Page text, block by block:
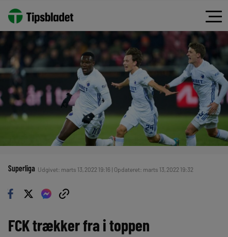
Superliga Udgivet: marts 13, 2022 19:16 | Opdateret: marts 13, 2022 19:32
FCK trækker fra i toppen